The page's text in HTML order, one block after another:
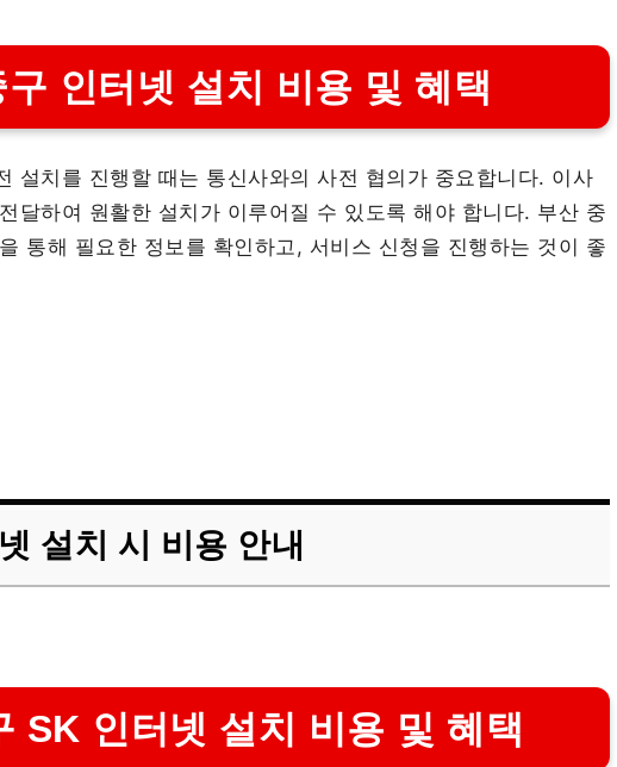
구 인터넷 설치 비용 및 혜택
설치를 진행할 때는 통신사와의 사전 협의가 중요합니다. 이사
달하여 원활한 설치가 이루어질 수 있도록 해야 합니다. 부산 중
통해 필요한 정보를 확인하고, 서비스 신청을 진행하는 것이 좋
설치 시 비용 안내
SK 인터넷 설치 비용 및 혜택